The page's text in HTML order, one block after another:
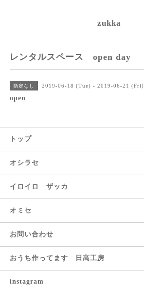
zukka
レンタルスペース open day
指定なし 2019-06-18 (Tue) - 2019-06-21 (Fri)
open
トップ
オシラセ
イロイロ ザッカ
オミセ
お問い合わせ
おうち作ってます 日高工房
instagram